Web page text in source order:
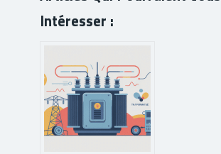
Intéresser :